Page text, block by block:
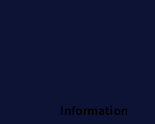
Information